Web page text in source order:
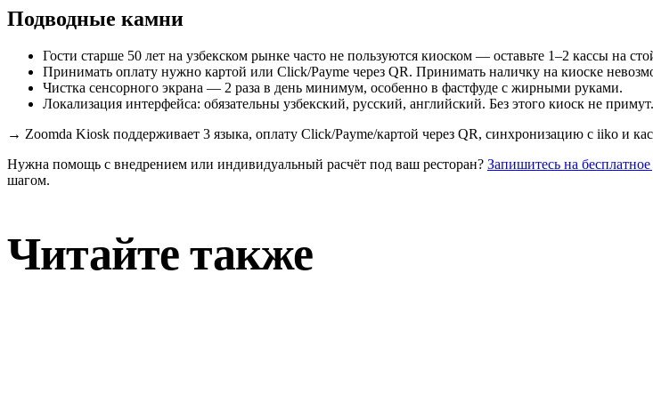
Подводные камни
Гости старше 50 лет на узбекском рынке часто не пользуются киоском — оставьте 1–2 кассы на
Принимать оплату нужно картой или Click/Payme через QR. Принимать наличку на киоске
Чистка сенсорного экрана — 2 раза в день минимум, особенно в фастфуде с жирными руками.
Локализация интерфейса: обязательны узбекский, русский, английский. Без этого киоск не примут.
→ Zoomda Kiosk поддерживает 3 языка, оплату Click/Payme/картой через QR, синхронизацию с iiko и
Нужна помощь с внедрением или индивидуальный расчёт под ваш ресторан? Запишитесь на
шагом.
Читайте также